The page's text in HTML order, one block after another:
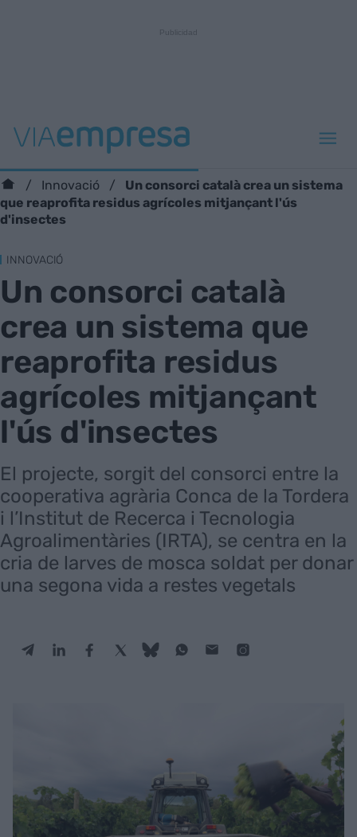
Innovació
Un consorci català crea un sistema
que reaprofita residus agrícoles mitjançant l'ús
d'insectes
INNOVACIÓ
Un consorci català
crea un sistema que
reaprofita residus
agrícoles mitjançant
l'ús d'insectes
El projecte, sorgit del consorci entre la
cooperativa agrària Conca de la Tordera
i l’Institut de Recerca i Tecnologia
Agroalimentàries (IRTA), se centra en la
cria de larves de mosca soldat per donar
una segona vida a restes vegetals